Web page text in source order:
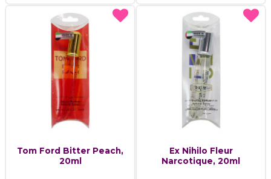
Tom Ford Bitter Peach,
20ml
Ex Nihilo Fleur
Narcotique, 20ml